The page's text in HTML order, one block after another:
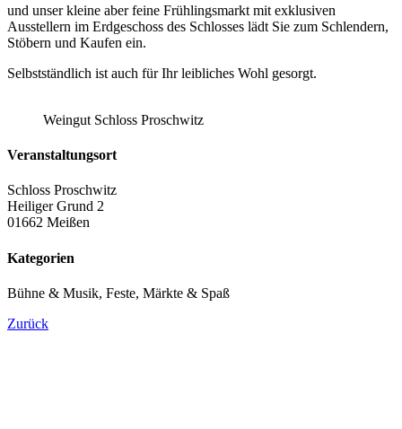
und unser kleine aber feine Frühlingsmarkt mit exklusiven
Ausstellern im Erdgeschoss des Schlosses lädt Sie zum Schlendern,
Stöbern und Kaufen ein.
Selbstständlich ist auch für Ihr leibliches Wohl gesorgt.
Weingut Schloss Proschwitz
Veranstaltungsort
Schloss Proschwitz
Heiliger Grund 2
01662 Meißen
Kategorien
Bühne & Musik, Feste, Märkte & Spaß
Zurück